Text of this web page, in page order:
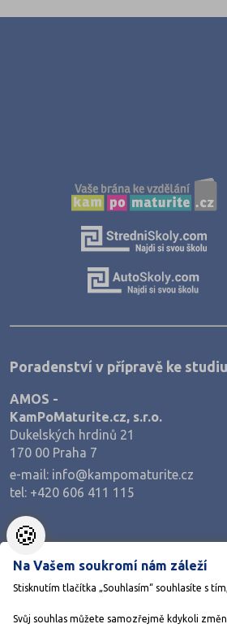
Poradenství v přípravě ke studiu
AMOS -
KamPoMaturite.cz, s.r.o.
Dukelských hrdinů 21
170 00 Praha 7
e-mail: info@kampomaturite.cz
tel: +420 606 411 115
🍪
Na Vašem soukromí nám záleží
Stisknutím tlačítka „Souhlasím“ souhlasíte s
Svůj souhlas můžete samozřejmě kdykoli